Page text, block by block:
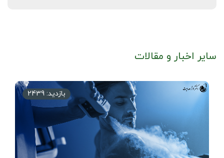
سایر اخبار و مقالات
بازدید: 2439